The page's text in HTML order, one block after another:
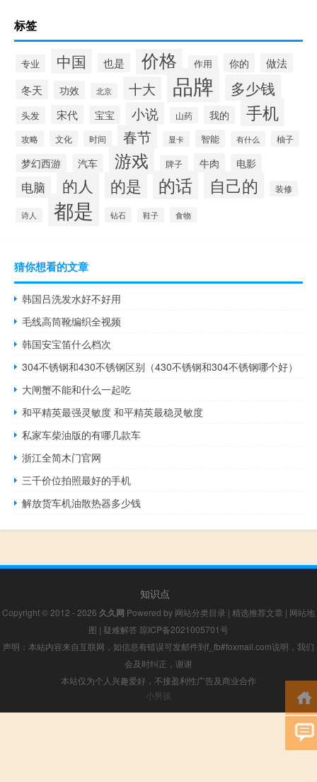
标签
专业 中国 也是 价格 作用 你的 做法
冬天 功效 北京 十大 品牌 多少钱
头发 宋代 宝宝 小说 山药 我的 手机
攻略 文化 时间 春节 显卡 智能 有什么 柚子
梦幻西游 汽车 游戏 牌子 牛肉 电影
电脑 的人 的是 的话 自己的 装修
诗人 都是 钻石 鞋子 食物
猜你想看的文章
韩国吕洗发水好不好用
毛线高筒靴编织全视频
韩国安宝笛什么档次
304不锈钢和430不锈钢区别（430不锈钢和304不锈钢哪个好）
大闸蟹不能和什么一起吃
和平精英最强灵敏度 和平精英最稳灵敏度
私家车柴油版的有哪几款车
浙江全简木门官网
三千价位拍照最好的手机
解放货车机油散热器多少钱
知识点
Copyright © 2012 - 2026 久久网 Powered by 网站分类目录 | 精选推荐文章 | 网站地
图 | 疑难解答 琼ICP备2021005701号
声明：本站内容来自互联网，如信息有错误可发邮件到f_fb#foxmail.com说明，我们
会及时纠正，谢谢
本站仅为个人兴趣爱好，不接盈利性广告及商业合作
小男孩